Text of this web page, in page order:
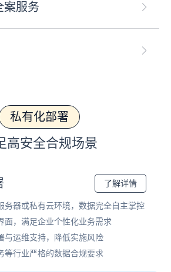
案服务
私有化部署
高安全合规场景
了解详情
务器或私有云环境，数据完全自主掌控
面，满足企业个性化业务需求
与运维支持，降低实施风险
等行业严格的数据合规要求